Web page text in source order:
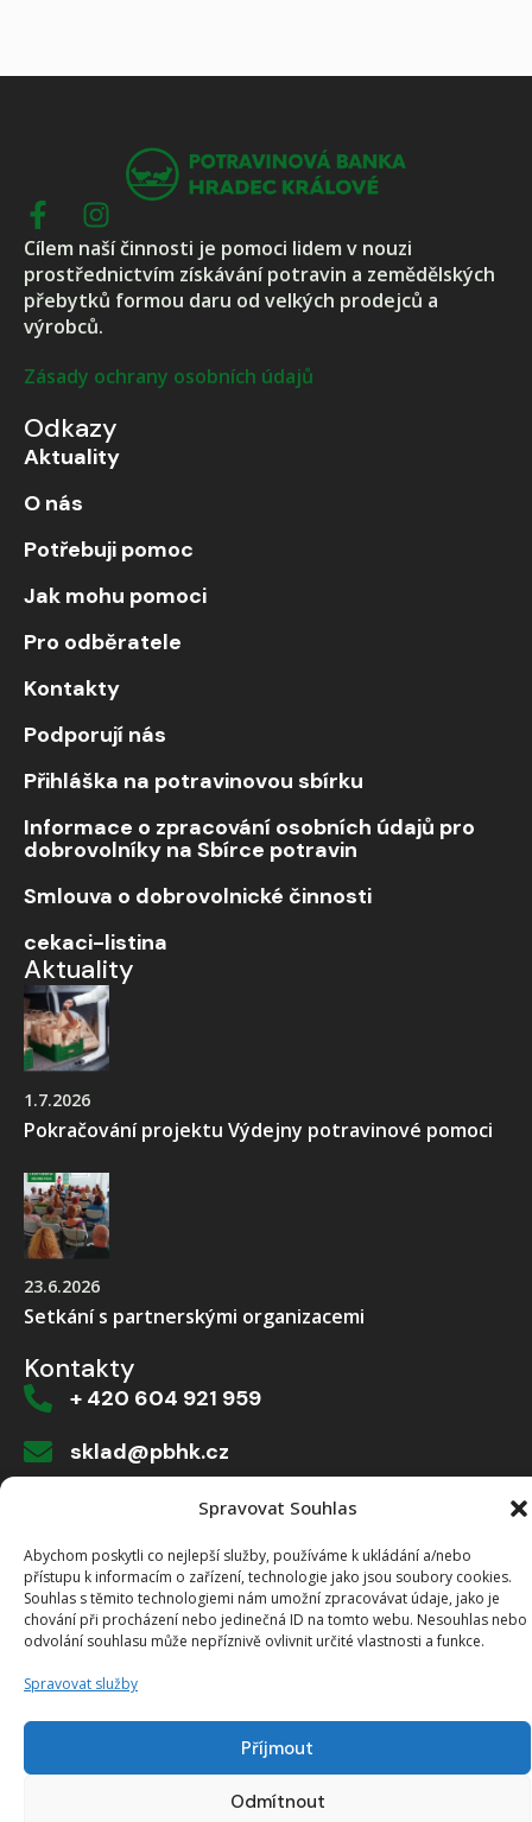
Spravovat Souhlas
Abychom poskytli co nejlepší služby, používáme k ukládání a/nebo
přístupu k informacím o zařízení, technologie jako jsou soubory cookies.
Souhlas s těmito technologiemi nám umožní zpracovávat údaje, jako je
chování při procházení nebo jedinečná ID na tomto webu. Nesouhlas nebo
odvolání souhlasu může nepříznivě ovlivnit určité vlastnosti a funkce.
Spravovat služby
Příjmout
Odmítnout
Cílem naší činnosti je pomoci lidem v nouzi
prostřednictvím získávání potravin a zemědělských
přebytků formou daru od velkých prodejců a
výrobců.
Zásady ochrany osobních údajů
Odkazy
Aktuality
O nás
Potřebuji pomoc
Jak mohu pomoci
Pro odběratele
Kontakty
Podporují nás
Přihláška na potravinovou sbírku
Informace o zpracování osobních údajů pro
dobrovolníky na Sbírce potravin
Smlouva o dobrovolnické činnosti
cekaci-listina
Aktuality
1.7.2026
Pokračování projektu Výdejny potravinové pomoci
23.6.2026
Setkání s partnerskými organizacemi
Kontakty
+ 420 604 921 959
sklad@pbhk.cz
Dvorská 916/1a, 503 11 Hradec Králové
Vytvořeno od >robology